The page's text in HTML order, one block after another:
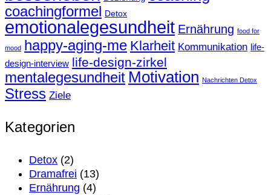
coachingformel Detox
emotionalegesundheit Ernährung food for
mood happy-aging-me Klarheit Kommunikation life-
design-interview life-design-zirkel
mentalegesundheit Motivation Nachrichten Detox
Stress Ziele
Kategorien
Detox (2)
Dramafrei (13)
Ernährung (4)